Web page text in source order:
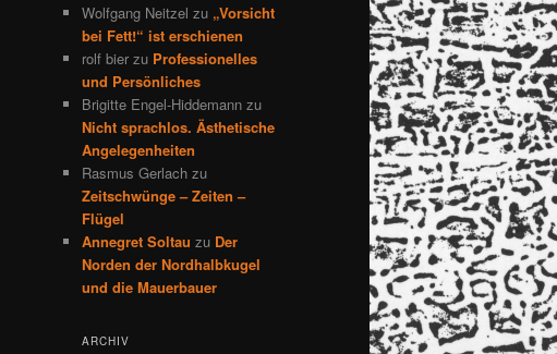
Wolfgang Neitzel zu „Vorsicht
bei Fett!“ ist erschienen
rolf bier zu Professionelles
und Persönliches
Brigitte Engel-Hiddemann zu
Nicht sprachlos. Ästhetische
Angelegenheiten
Rasmus Gerlach zu
Zeitschwünge – Zeiten –
Flügel
Annegret Soltau zu Der
Norden der Nordhalbkugel
und die Mauerbauer
ARCHIV